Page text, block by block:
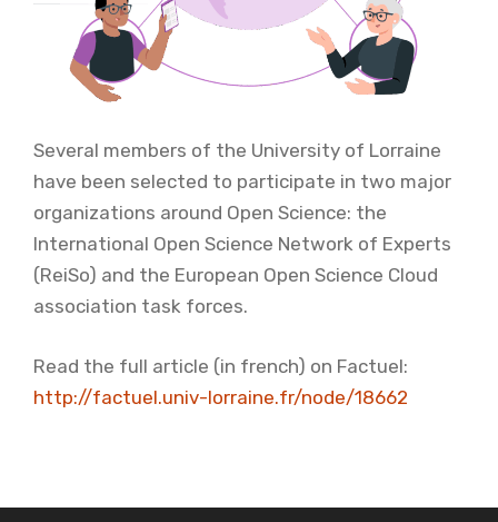
Several members of the University of Lorraine
have been selected to participate in two major
organizations around Open Science: the
International Open Science Network of Experts
(ReiSo) and the European Open Science Cloud
association task forces.
Read the full article (in french) on Factuel:
http://factuel.univ-lorraine.fr/node/18662